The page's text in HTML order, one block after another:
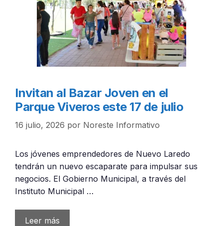
Invitan al Bazar Joven en el
Parque Viveros este 17 de julio
16 julio, 2026 por Noreste Informativo
Los jóvenes emprendedores de Nuevo Laredo
tendrán un nuevo escaparate para impulsar sus
negocios. El Gobierno Municipal, a través del
Instituto Municipal …
Leer más